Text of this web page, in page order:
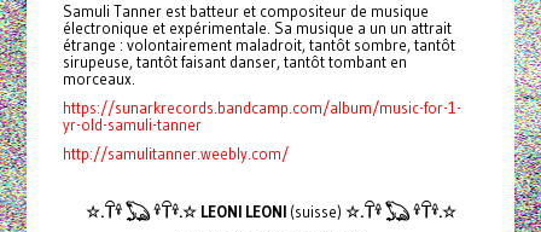
Samuli Tanner est batteur et compositeur de musique
électronique et expérimentale. Sa musique a un un attrait
étrange : volontairement maladroit, tantôt sombre, tantôt
sirupeuse, tantôt faisant danser, tantôt tombant en
morceaux.
https://sunarkrecords.bandcamp.com/album/music-for-1-
yr-old-samuli-tanner
http://samulitanner.weebly.com/
☆.𓋼𓍊 𓆏 𓍊𓋼𓍊.☆LEONI LEONI (suisse) ☆.𓋼𓍊 𓆏 𓍊𓋼𓍊.☆